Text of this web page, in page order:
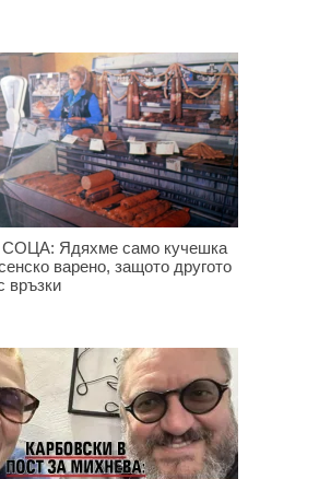
СОЦА: Ядяхме само кучешка
варено, защото другото
връзки